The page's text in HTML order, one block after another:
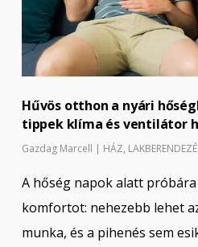
Hűvös otthon a nyári
tippek klíma és ventilátor
Gazdag Marcell | HÁZ,
A hőség napok alatt
komfortot: nehezebb lehet
munka, és a pihenés sem